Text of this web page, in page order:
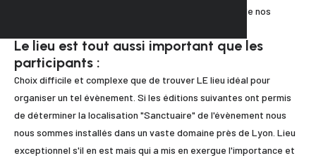
pratiques" pour le plus grand plaisir et à la demande de nos
Le lieu est tout aussi important que les
participants :
Choix difficile et complexe que de trouver LE lieu idéal pour
organiser un tel évènement. Si les éditions suivantes ont permis
de déterminer la localisation "Sanctuaire" de l'évènement nous
nous sommes installés dans un vaste domaine près de Lyon. Lieu
exceptionnel s'il en est mais qui a mis en exergue l'importance et